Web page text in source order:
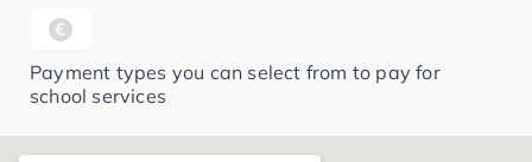
Payment types you can select from to pay for
school services